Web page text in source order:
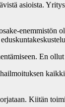
asioista.
enemmistön
En
Kiitän